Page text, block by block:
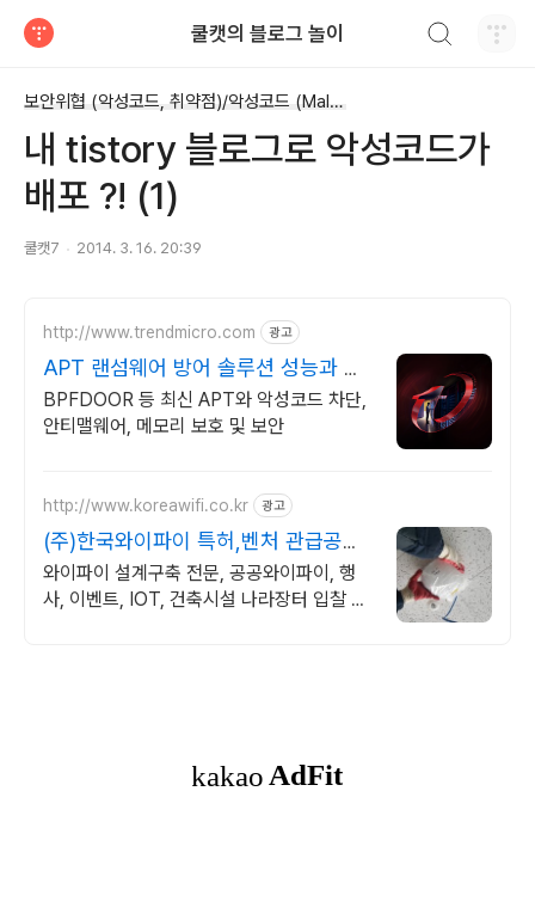
쿨캣의 블로그 놀이
보안위협 (악성코드, 취약점)/악성코드 (Malware)
내 tistory 블로그로 악성코드가
배포 ?! (1)
쿨캣7 2014. 3. 16. 20:39
http://www.trendmicro.com 광고
APT 랜섬웨어 방어 솔루션 성능과 안
정성이 검증된 벤더
BPFDOOR 등 최신 APT와 악성코드 차단,
안티맬웨어, 메모리 보호 및 보안
http://www.koreawifi.co.kr 광고
(주)한국와이파이 특허,벤처 관급공사,
건설공사 가능
와이파이 설계구축 전문, 공공와이파이, 행
사, 이벤트, IOT, 건축시설 나라장터 입찰 가